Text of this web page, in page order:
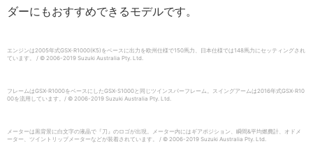
ダーにもおすすめできるモデルです。
エンジンは2005年式GSX-R1000(K5)をベースに出力を欧州仕様で150馬力、日本仕様では148馬力にセッティングされ
ています。 / © 2006-2019 Suzuki Australia Pty. Ltd.
フレームはGSX-R1000をベースにしたGSX-S1000と同じツインスパーフレーム。スイングアームは2016年式GSX-R10
00を流用しています。/ © 2006-2019 Suzuki Australia Pty. Ltd.
メーターは黒背景に白文字の液晶で『刀』のロゴが出現。メーター内にはギアポジション、瞬間&平均燃費計、オドメ
ーター、ツイントリップメーターなどが装着されています。 / © 2006-2019 Suzuki Australia Pty. Ltd.